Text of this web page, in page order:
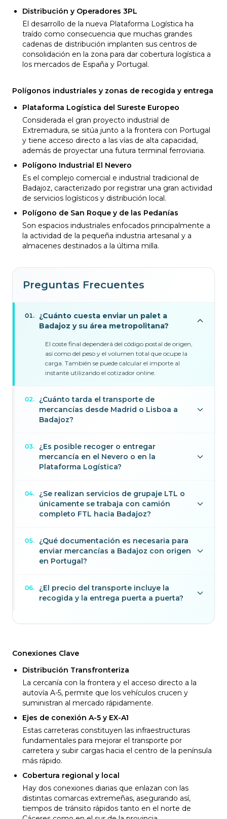
Distribución y Operadores 3PL
El desarrollo de la nueva Plataforma Logística ha
traído como consecuencia que muchas grandes
cadenas de distribución implanten sus centros de
consolidación en la zona para dar cobertura logística a
los mercados de España y Portugal.
Polígonos industriales y zonas de recogida y entrega
Plataforma Logística del Sureste Europeo
Considerada el gran proyecto industrial de
Extremadura, se sitúa junto a la frontera con Portugal
y tiene acceso directo a las vías de alta capacidad,
además de proyectar una futura terminal ferroviaria.
Polígono Industrial El Nevero
Es el complejo comercial e industrial tradicional de
Badajoz, caracterizado por registrar una gran actividad
de servicios logísticos y distribución local.
Polígono de San Roque y de las Pedanías
Son espacios industriales enfocados principalmente a
la actividad de la pequeña industria artesanal y a
almacenes destinados a la última milla.
Preguntas Frecuentes
01.
¿Cuánto cuesta enviar un palet a
Badajoz y su área metropolitana?
El coste final dependerá del código postal de origen,
así como del peso y el volumen total que ocupe la
carga. También se puede calcular el importe al
instante utilizando el cotizador online.
02.
¿Cuánto tarda el transporte de
mercancías desde Madrid o Lisboa a
Badajoz?
03.
¿Es posible recoger o entregar
mercancía en el Nevero o en la
Plataforma Logística?
04.
¿Se realizan servicios de grupaje LTL o
únicamente se trabaja con camión
completo FTL hacia Badajoz?
05.
¿Qué documentación es necesaria para
enviar mercancías a Badajoz con origen
en Portugal?
06.
¿El precio del transporte incluye la
recogida y la entrega puerta a puerta?
Conexiones Clave
Distribución Transfronteriza
La cercanía con la frontera y el acceso directo a la
autovía A-5, permite que los vehículos crucen y
suministran al mercado rápidamente.
Ejes de conexión A-5 y EX-A1
Estas carreteras constituyen las infraestructuras
fundamentales para mejorar el transporte por
carretera y subir cargas hacia el centro de la península
más rápido.
Cobertura regional y local
Hay dos conexiones diarias que enlazan con las
distintas comarcas extremeñas, asegurando así,
tiempos de tránsito rápidos tanto en el norte de